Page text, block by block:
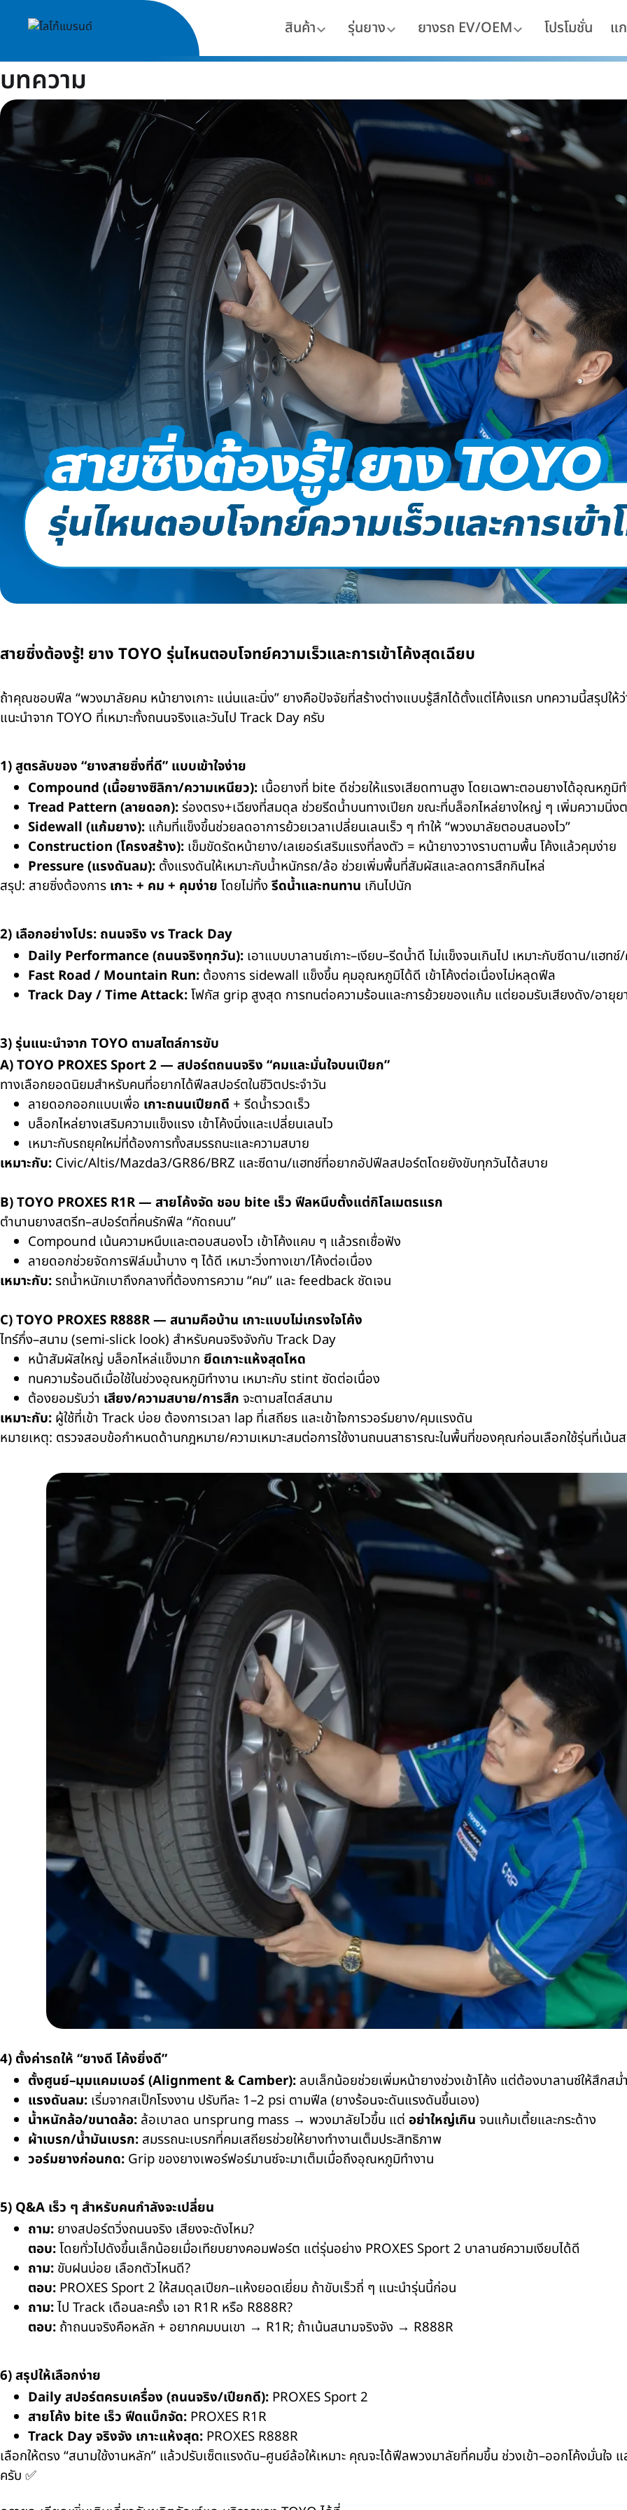
สินค้า รุ่นยาง ยางรถ EV/OEM โปรโมชั่น แ
บทความ
สายซิ่งต้องรู้! ยาง TOYO รุ่นไหนตอบโจทย์ความเร็วและการเข้าโค้งสุดเฉียบ
ถ้าคุณชอบฟีล “พวงมาลัยคม หน้ายางเกาะ แน่นและนิ่ง” ยางคือปัจจัยที่สร้างต่างแบบรู้สึกได้ตั้งแต่โค้งแรก บทความนี้สรุปให้
แนะนำจาก TOYO ที่เหมาะทั้งถนนจริงและวันไป Track Day ครับ
1) สูตรลับของ “ยางสายซิ่งที่ดี” แบบเข้าใจง่าย
Compound (เนื้อยางซิลิกา/ความเหนียว): เนื้อยางที่ bite ดีช่วยให้แรงเสียดทานสูง โดยเฉพาะตอนยางได้อุณหภูมิ
Tread Pattern (ลายดอก): ร่องตรง+เฉียงที่สมดุล ช่วยรีดน้ำบนทางเปียก ขณะที่บล็อกไหล่ยางใหญ่ ๆ เพิ่มความนิ่งต
Sidewall (แก้มยาง): แก้มที่แข็งขึ้นช่วยลดอาการย้วยเวลาเปลี่ยนเลนเร็ว ๆ ทำให้ “พวงมาลัยตอบสนองไว”
Construction (โครงสร้าง): เข็มขัดรัดหน้ายาง/เลเยอร์เสริมแรงที่ลงตัว = หน้ายางวางราบตามพื้น โค้งแล้วคุมง่าย
Pressure (แรงดันลม): ตั้งแรงดันให้เหมาะกับน้ำหนักรถ/ล้อ ช่วยเพิ่มพื้นที่สัมผัสและลดการสึกกินไหล่
สรุป: สายซิ่งต้องการ เกาะ + คม + คุมง่าย โดยไม่ทิ้ง รีดน้ำและทนทาน เกินไปนัก
2) เลือกอย่างโปร: ถนนจริง vs Track Day
Daily Performance (ถนนจริงทุกวัน): เอาแบบบาลานซ์เกาะ–เงียบ–รีดน้ำดี ไม่แข็งจนเกินไป เหมาะกับซีดาน/แฮทช์
Fast Road / Mountain Run: ต้องการ sidewall แข็งขึ้น คุมอุณหภูมิได้ดี เข้าโค้งต่อเนื่องไม่หลุดฟีล
Track Day / Time Attack:โฟกัส grip สูงสุด การทนต่อความร้อนและการย้วยของแก้ม แต่ยอมรับเสียงดัง/อายุย
3) รุ่นแนะนำจาก TOYO ตามสไตล์การขับ
A)TOYO PROXES Sport 2 — สปอร์ตถนนจริง “คมและมั่นใจบนเปียก”
ทางเลือกยอดนิยมสำหรับคนที่อยากได้ฟีลสปอร์ตในชีวิตประจำวัน
ลายดอกออกแบบเพื่อ เกาะถนนเปียกดี + รีดน้ำรวดเร็ว
บล็อกไหล่ยางเสริมความแข็งแรง เข้าโค้งนิ่งและเปลี่ยนเลนไว
เหมาะกับรถยุคใหม่ที่ต้องการทั้งสมรรถนะและความสบาย
เหมาะกับ: Civic/Altis/Mazda3/GR86/BRZ และซีดาน/แฮทช์ที่อยากอัปฟีลสปอร์ตโดยยังขับทุกวันได้สบาย
B)TOYO PROXES R1R— สายโค้งจัด ชอบ bite เร็ว ฟีลหนึบตั้งแต่กิโลเมตรแรก
ตำนานยางสตรีท–สปอร์ตที่คนรักฟีล “กัดถนน”
Compound เน้นความหนึบและตอบสนองไว เข้าโค้งแคบ ๆ แล้วรถเชื่อฟัง
ลายดอกช่วยจัดการฟิล์มน้ำบาง ๆ ได้ดี เหมาะวิ่งทางเขา/โค้งต่อเนื่อง
เหมาะกับ: รถน้ำหนักเบาถึงกลางที่ต้องการความ “คม” และ feedback ชัดเจน
C)TOYO PROXES R888R— สนามคือบ้าน เกาะแบบไม่เกรงใจโค้ง
ไทร์กึ่ง–สนาม (semi-slick look) สำหรับคนจริงจังกับ Track Day
หน้าสัมผัสใหญ่ บล็อกไหล่แข็งมาก ยึดเกาะแห้งสุดโหด
ทนความร้อนดีเมื่อใช้ในช่วงอุณหภูมิทำงาน เหมาะกับ stint ซัดต่อเนื่อง
ต้องยอมรับว่า เสียง/ความสบาย/การสึก จะตามสไตล์สนาม
เหมาะกับ: ผู้ใช้ที่เข้า Track บ่อย ต้องการเวลา lap ที่เสถียร และเข้าใจการวอร์มยาง/คุมแรงดัน
หมายเหตุ: ตรวจสอบข้อกำหนดด้านกฎหมาย/ความเหมาะสมต่อการใช้งานถนนสาธารณะในพื้นที่ของคุณก่อนเลือกใช้รุ่นที่เน้น
4) ตั้งค่ารถให้ “ยางดี โค้งยิ่งดี”
ตั้งศูนย์–มุมแคมเบอร์ (Alignment & Camber): ลบเล็กน้อยช่วยเพิ่มหน้ายางช่วงเข้าโค้ง แต่ต้องบาลานซ์ให้สึกสม่
แรงดันลม: เริ่มจากสเป็กโรงงาน ปรับทีละ 1–2 psi ตามฟีล (ยางร้อนจะดันแรงดันขึ้นเอง)
น้ำหนักล้อ/ขนาดล้อ: ล้อเบาลด unsprung mass → พวงมาลัยไวขึ้น แต่ อย่าใหญ่เกิน จนแก้มเตี้ยและกระด้าง
ผ้าเบรก/น้ำมันเบรก: สมรรถนะเบรกที่คมเสถียรช่วยให้ยางทำงานเต็มประสิทธิภาพ
วอร์มยางก่อนกด: Grip ของยางเพอร์ฟอร์มานซ์จะมาเต็มเมื่อถึงอุณหภูมิทำงาน
5) Q&A เร็ว ๆ สำหรับคนกำลังจะเปลี่ยน
ถาม: ยางสปอร์ตวิ่งถนนจริง เสียงจะดังไหม?
ตอบ:โดยทั่วไปดังขึ้นเล็กน้อยเมื่อเทียบยางคอมฟอร์ต แต่รุ่นอย่าง PROXES Sport 2 บาลานซ์ความเงียบได้ดี
ถาม: ขับฝนบ่อย เลือกตัวไหนดี?
ตอบ: PROXES Sport 2 ให้สมดุลเปียก–แห้งยอดเยี่ยม ถ้าขับเร็วถี่ ๆ แนะนำรุ่นนี้ก่อน
ถาม:ไป Track เดือนละครั้ง เอา R1R หรือ R888R?
ตอบ: ถ้าถนนจริงคือหลัก + อยากคมบนเขา → R1R; ถ้าเน้นสนามจริงจัง → R888R
6) สรุปให้เลือกง่าย
Daily สปอร์ตครบเครื่อง (ถนนจริง/เปียกดี): PROXES Sport 2
สายโค้ง bite เร็ว ฟีดแบ็กจัด: PROXES R1R
Track Day จริงจัง เกาะแห้งสุด: PROXES R888R
เลือกให้ตรง “สนามใช้งานหลัก” แล้วปรับเซ็ตแรงดัน–ศูนย์ล้อให้เหมาะ คุณจะได้ฟีลพวงมาลัยที่คมขึ้น ช่วงเข้า–ออกโค้งมั่นใจ
ครับ ✅